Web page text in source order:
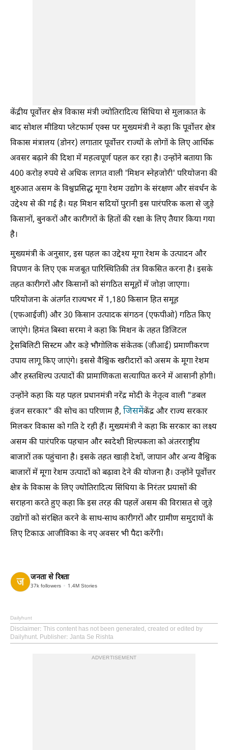
केंद्रीय पूर्वोत्तर क्षेत्र विकास मंत्री ज्योतिरादित्य सिंधिया से मुलाकात के
बाद सोशल मीडिया प्लेटफार्म एक्स पर मुख्यमंत्री ने कहा कि पूर्वोत्तर क्षेत्र
विकास मंत्रालय (डोनर) लगातार पूर्वोत्तर राज्यों के लोगों के लिए आर्थिक
अवसर बढ़ाने की दिशा में महत्वपूर्ण पहल कर रहा है। उन्होंने बताया कि
400 करोड़ रुपये से अधिक लागत वाली 'मिशन स्नेहजोरी' परियोजना की
शुरुआत असम के विश्वप्रसिद्ध मूगा रेशम उद्योग के संरक्षण और संवर्धन के
उद्देश्य से की गई है। यह मिशन सदियों पुरानी इस पारंपरिक कला से जुड़े
किसानों, बुनकरों और कारीगरों के हितों की रक्षा के लिए तैयार किया गया
है।
मुख्यमंत्री के अनुसार, इस पहल का उद्देश्य मूगा रेशम के उत्पादन और
विपणन के लिए एक मजबूत पारिस्थितिकी तंत्र विकसित करना है। इसके
तहत कारीगरों और किसानों को संगठित समूहों में जोड़ा जाएगा।
परियोजना के अंतर्गत राज्यभर में 1,180 किसान हित समूह
(एफआईजी) और 30 किसान उत्पादक संगठन (एफपीओ) गठित किए
जाएंगे। हिमंत बिस्वा सरमा ने कहा कि मिशन के तहत डिजिटल
ट्रेसबिलिटी सिस्टम और कड़े भौगोलिक संकेतक (जीआई) प्रमाणीकरण
उपाय लागू किए जाएंगे। इससे वैश्विक खरीदारों को असम के मूगा रेशम
और हस्तशिल्प उत्पादों की प्रामाणिकता सत्यापित करने में आसानी होगी।
उन्होंने कहा कि यह पहल प्रधानमंत्री नरेंद्र मोदी के नेतृत्व वाली "डबल
इंजन सरकार" की सोच का परिणाम है, जिसमेंकेंद्र और राज्य सरकार
मिलकर विकास को गति दे रही हैं। मुख्यमंत्री ने कहा कि सरकार का लक्ष्य
असम की पारंपरिक पहचान और स्वदेशी शिल्पकला को अंतरराष्ट्रीय
बाजारों तक पहुंचाना है। इसके तहत खाड़ी देशों, जापान और अन्य वैश्विक
बाजारों में मूगा रेशम उत्पादों को बढ़ावा देने की योजना है। उन्होंने पूर्वोत्तर
क्षेत्र के विकास के लिए ज्योतिरादित्य सिंधिया के निरंतर प्रयासों की
सराहना करते हुए कहा कि इस तरह की पहलें असम की विरासत से जुड़े
उद्योगों को संरक्षित करने के साथ-साथ कारीगरों और ग्रामीण समुदायों के
लिए टिकाऊ आजीविका के नए अवसर भी पैदा करेंगी।
जनता से रिश्ता
37k followers 1.4M Stories
Dailyhunt
Disclaimer: This content has not been generated, created or edited by
Dailyhunt. Publisher: Janta Se Rishta
ADVERTISEMENT